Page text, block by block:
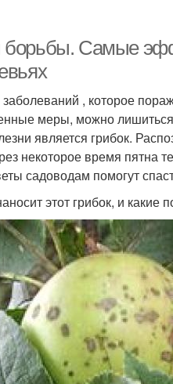
Самые
, которое
меры, можно
является грибок.
некоторое время пятна
садоводам помогут
этот грибок, и какие